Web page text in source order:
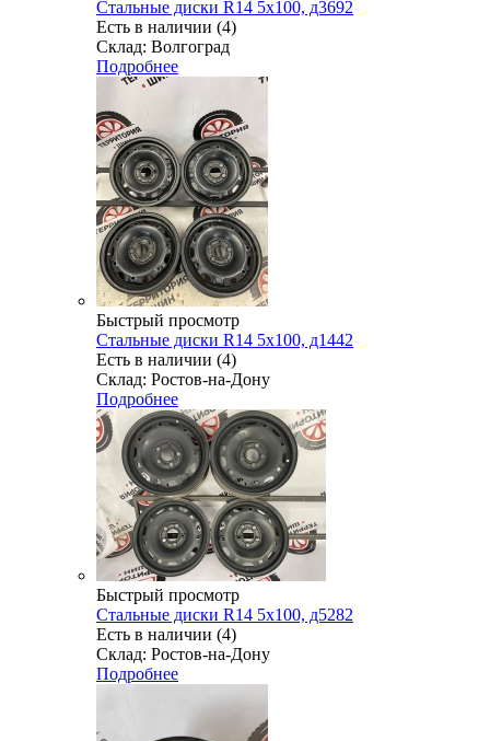
Стальные диски R14 5x100, д3692
Есть в наличии (4)
Склад: Волгоград
Подробнее
Быстрый просмотр
Стальные диски R14 5x100, д1442
Есть в наличии (4)
Склад: Ростов-на-Дону
Подробнее
Быстрый просмотр
Стальные диски R14 5x100, д5282
Есть в наличии (4)
Склад: Ростов-на-Дону
Подробнее